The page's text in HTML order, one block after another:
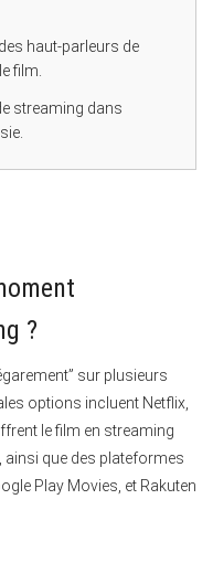
haut-parleurs de
film.
streaming dans
?
sur plusieurs
options incluent Netflix,
le film en streaming
que des plateformes
Play Movies, et Rakuten